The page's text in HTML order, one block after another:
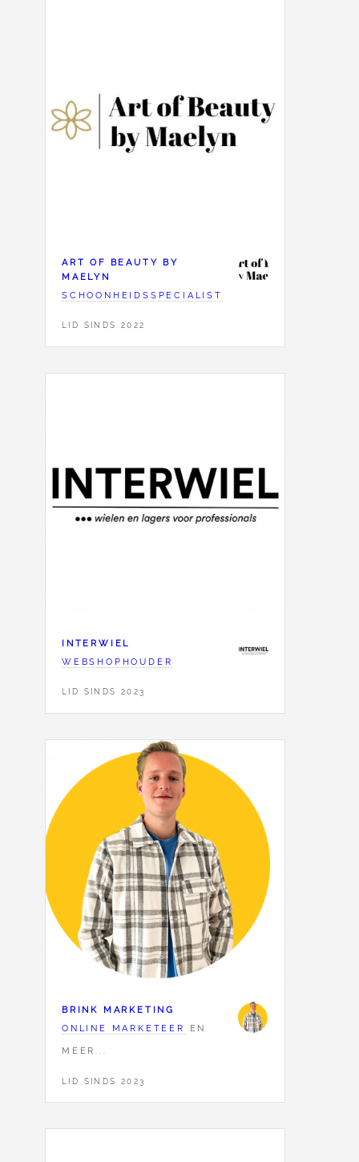
ART OF BEAUTY BY
MAELYN
SCHOONHEIDSSPECIALIST
LID SINDS 2022
INTERWIEL
WEBSHOPHOUDER
LID SINDS 2023
BRINK MARKETING
ONLINE MARKETEER
EN
MEER...
LID SINDS 2023